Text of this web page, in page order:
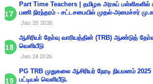
Part Time Teachers | தமிழக அரசுப் பள்ளிகளில்
பணி நிரந்தரம் - சட்டசபையில் முதல்-அமைச்சர்
Jan 25 2026
ஆசிரியா் தோ்வு வாரியத்தின் (TRB) ஆண்டுத்
வெளியீடு
Jan 24 2026
PG TRB முதுகலை ஆசிரியர் நேரடி நியமனம் 2025
பட்டியல் வெளியீடு.